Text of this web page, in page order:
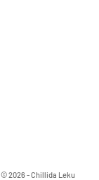
© 2026 - Chillida Leku